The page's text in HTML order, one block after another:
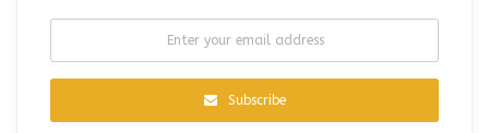
Subscribe